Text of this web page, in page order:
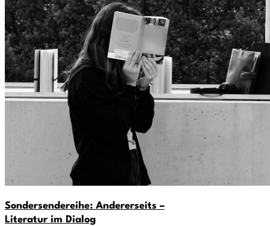
Sondersendereihe: Andererseits –
Literatur im Dialog